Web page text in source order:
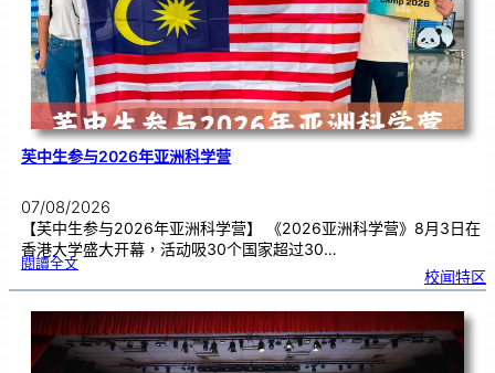
芙中生参与2026年亚洲科学营
07/08/2026
【芙中生参与2026年亚洲科学营】 《2026亚洲科学营》8月3日在
香港大学盛大开幕，活动吸30个国家超过30…
閱讀全文:芙
生
参
2
0
2
6
年
亚
洲科
校闻特区